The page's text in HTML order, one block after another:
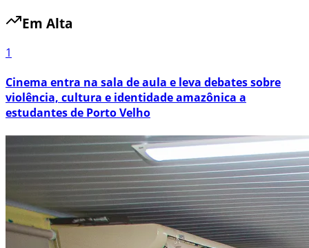
Em Alta
1
Cinema entra na sala de aula e leva debates sobre
violência, cultura e identidade amazônica a
estudantes de Porto Velho